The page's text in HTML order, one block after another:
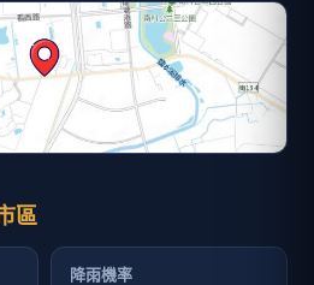
區
降雨機率